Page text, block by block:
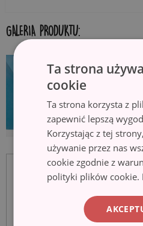
GALERIA PRODUKTU:
Ta strona
cookie
Ta strona korzysta z
zapewnić lepszą
Korzystając z tej
używanie przez nas
cookie zgodnie z
polityki plików cookie.